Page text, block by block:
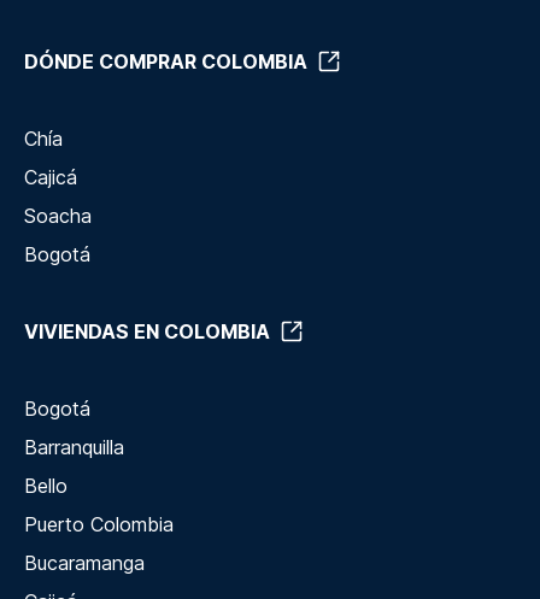
DÓNDE COMPRAR COLOMBIA
Chía
Cajicá
Soacha
Bogotá
VIVIENDAS EN COLOMBIA
Bogotá
Barranquilla
Bello
Puerto Colombia
Bucaramanga